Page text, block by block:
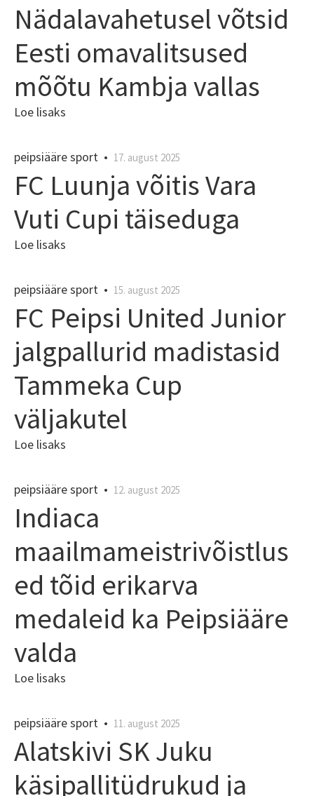
Nädalavahetusel võtsid
Eesti omavalitsused
mõõtu Kambja vallas
Loe lisaks
peipsiääre sport • 17. august 2025
FC Luunja võitis Vara
Vuti Cupi täiseduga
Loe lisaks
peipsiääre sport • 15. august 2025
FC Peipsi United Junior
jalgpallurid madistasid
Tammeka Cup
väljakutel
Loe lisaks
peipsiääre sport • 12. august 2025
Indiaca
maailmameistrivõistlus
ed tõid erikarva
medaleid ka Peipsiääre
valda
Loe lisaks
peipsiääre sport • 11. august 2025
Alatskivi SK Juku
käsipallitüdrukud ja